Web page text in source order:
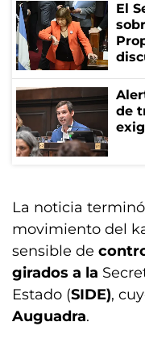
El
de
La noticia
movimiento del
sensible de
girados a la
Estado (SIDE),
Auguadra.